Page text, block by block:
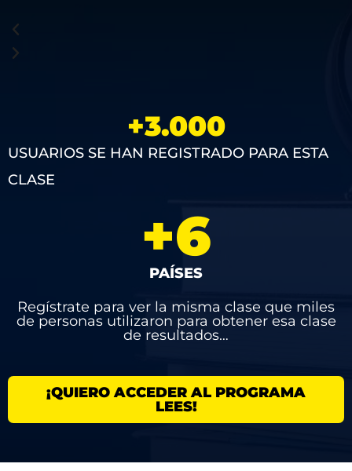
USUARIOS SE HAN REGISTRADO PARA ESTA
CLASE
+3.000
PAÍSES
+6
Regístrate para ver la misma clase que miles
de personas utilizaron para obtener esa clase
de resultados…
¡QUIERO ACCEDER AL PROGRAMA
LEES!